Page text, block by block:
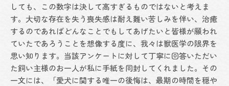
しても、この数字は決して高すぎるものではないと考えま
す。大切な存在を失う喪失感は耐え難い苦しみを伴い、治癒
するのであればどんなことでもしてあげたいと皆様が願われ
ていたであろうことを想像する度に、我々は獣医学の限界を
思い知ります。当該アンケートに対して丁寧に回答いただい
た飼い主様のお一人が私に手紙を同封してくれました。その
一文には、「愛犬に関する唯一の後悔は、最期の時間を穏や